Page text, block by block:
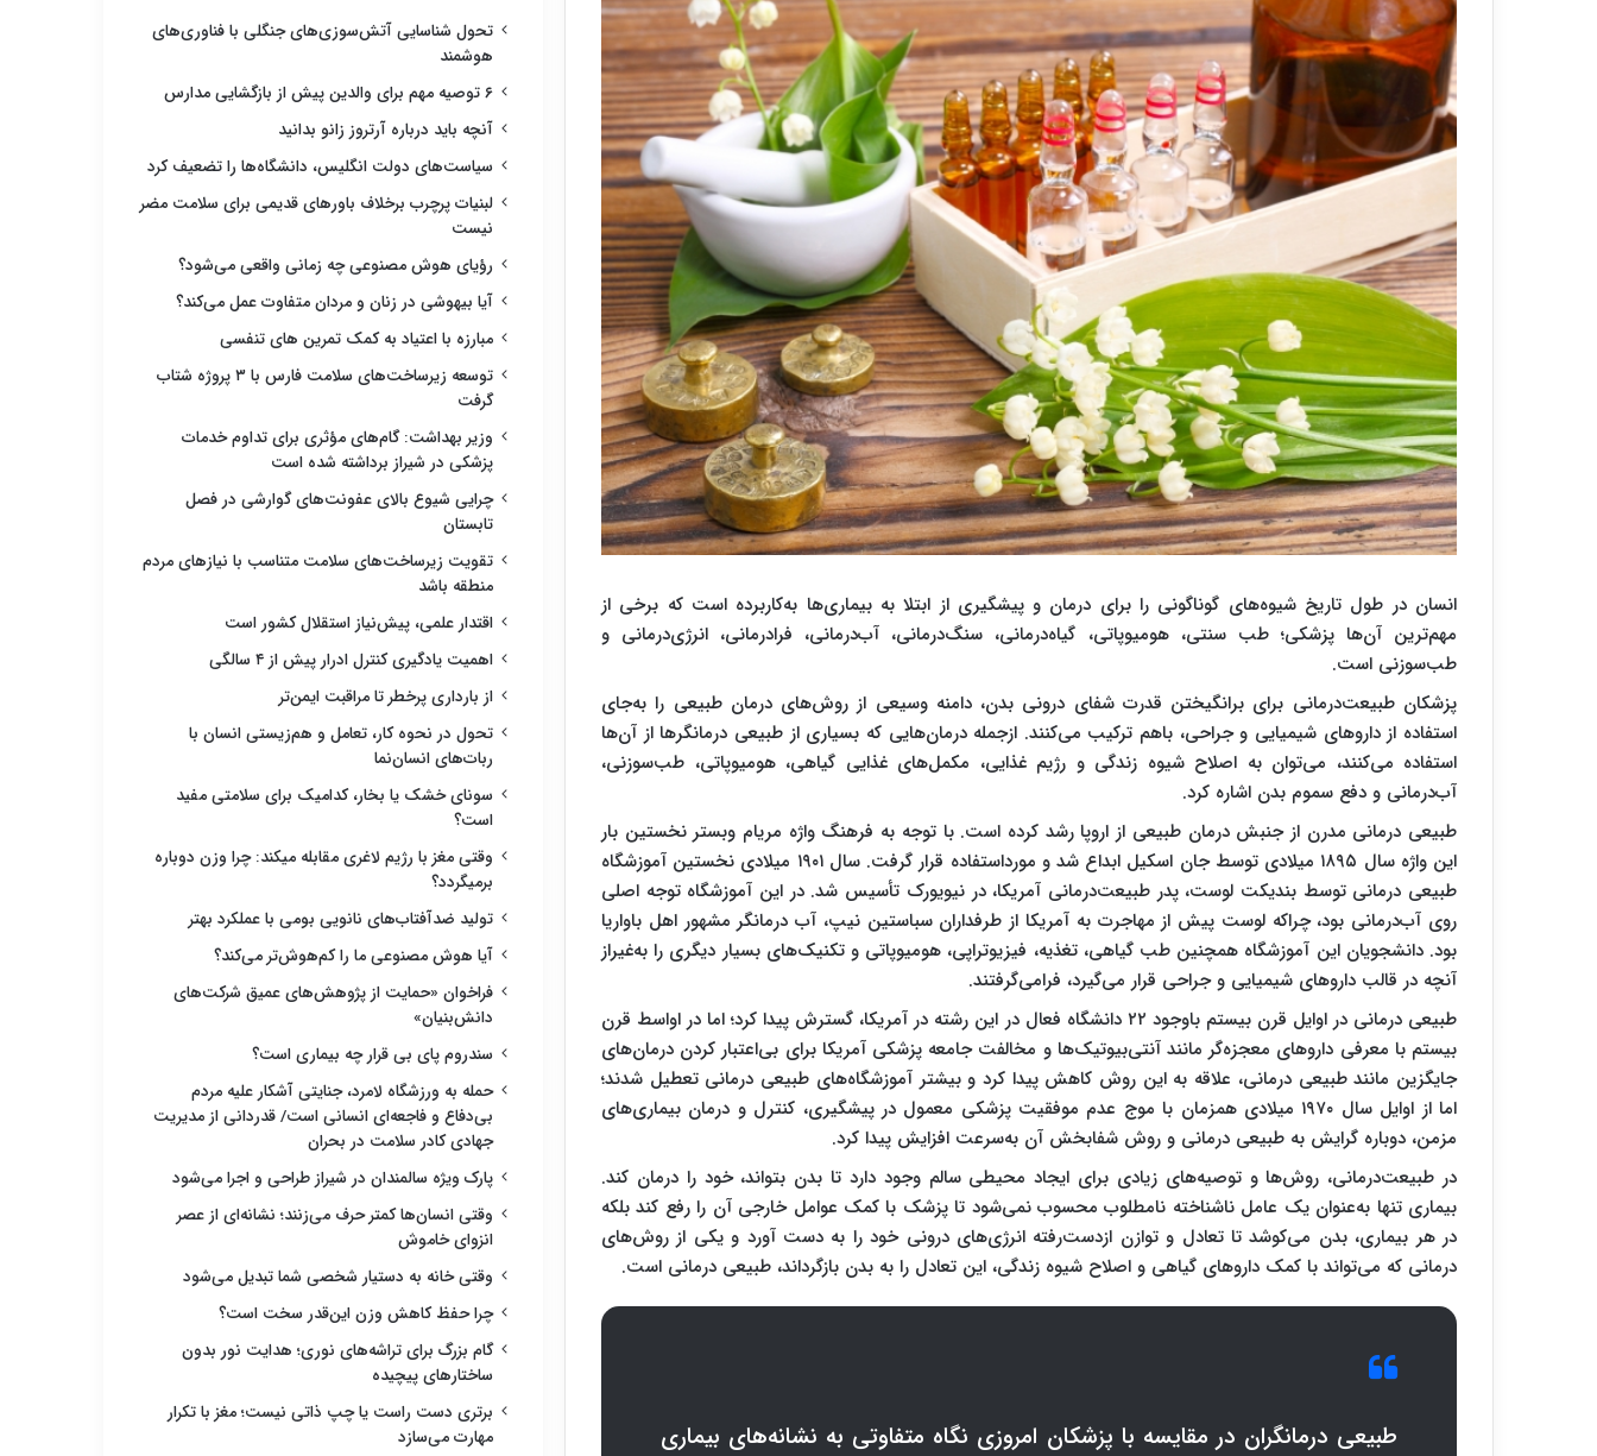
انسان در طول تاریخ شیوه‌های گوناگونی را برای درمان و پیشگیری از ابتلا به بیماری‌ها به‌کاربرده ‌است که برخی از
مهم‌ترین آن‌ها پزشکی؛ طب سنتی، هومیوپاتی، گیاه‌درمانی، سنگ‌‌درمانی، آب‌درمانی، فرادرمانی، انرژی‌درمانی و
طب‌سوزنی است.
پزشکان طبیعت‌درمانی برای برانگیختن قدرت شفای درونی بدن، دامنه وسیعی از روش‌های درمان طبیعی را به‌جای
استفاده از داروهای شیمیایی و جراحی، باهم ترکیب می‌کنند. ازجمله درمان‌هایی که بسیاری از طبیعی‌ درمانگرها از آن‌ها
استفاده می‌کنند، می‌توان به اصلاح شیوه زندگی و رژیم غذایی، مکمل‌های غذایی گیاهی، هومیوپاتی، طب‌سوزنی،
آب‌درمانی و دفع سموم بدن اشاره کرد.
طبیعی درمانی مدرن از جنبش درمان طبیعی از اروپا رشد کرده است. با توجه به فرهنگ واژه مریام وبستر نخستین بار
این واژه سال ۱۸۹۵ میلادی توسط جان اسکیل ابداع شد و مورداستفاده قرار گرفت. سال ۱۹۰۱ میلادی نخستین آموزشگاه
طبیعی‌‌ درمانی توسط بندیکت لوست، پدر طبیعت‌درمانی آمریکا، در نیویورک تأسیس شد. در این آموزشگاه توجه اصلی
روی آب‌درمانی بود، چراکه لوست پیش از مهاجرت به آمریکا از طرفداران سباستین نیپ، آب‌ درمانگر مشهور اهل باواریا
بود. دانشجویان این آموزشگاه همچنین طب گیاهی، تغذیه، فیزیوتراپی، هومیوپاتی و تکنیک‌های بسیار دیگری را به‌غیراز
آنچه در قالب داروهای شیمیایی و جراحی قرار می‌گیرد، فرامی‌گرفتند.
طبیعی ‌درمانی در اوایل قرن بیستم باوجود ۲۲ دانشگاه فعال در این رشته در آمریکا، گسترش پیدا کرد؛ اما در اواسط قرن
بیستم با معرفی داروهای معجزه‌گر مانند آنتی‌بیوتیک‌ها و مخالفت جامعه پزشکی آمریکا برای بی‌اعتبار کردن درمان‌های
جایگزین مانند طبیعی درمانی، علاقه به این روش کاهش پیدا کرد و بیشتر آموزشگاه‌های طبیعی درمانی تعطیل شدند؛
اما از اوایل سال ۱۹۷۰ میلادی همزمان با موج عدم موفقیت پزشکی معمول در پیشگیری، کنترل و درمان بیماری‌های
مزمن، دوباره گرایش به طبیعی درمانی و روش شفابخش آن به‌سرعت افزایش پیدا کرد.
در طبیعت‌درمانی، روش‌ها و توصیه‌های زیادی برای ایجاد محیطی سالم وجود دارد تا بدن بتواند، خود را درمان کند.
بیماری تنها به‌عنوان یک عامل ناشناخته نامطلوب محسوب نمی‌شود تا پزشک با کمک عوامل خارجی آن را رفع کند بلکه
در هر بیماری، بدن می‌کوشد تا تعادل و توازن ازدست‌رفته انرژی‌های درونی خود را به دست آورد و یکی از روش‌های
درمانی که می‌تواند با کمک داروهای گیاهی و اصلاح شیوه زندگی، این تعادل را به بدن بازگرداند، طبیعی درمانی است.
طبیعی ‌درمانگران در مقایسه با پزشکان امروزی نگاه متفاوتی به نشانه‌های بیماری
تحول شناسایی آتش‌سوزی‌های جنگلی با فناوری‌های
هوشمند
۶ توصیه مهم برای والدین پیش از بازگشایی مدارس
آنچه باید درباره آرتروز زانو بدانید
سیاست‌های دولت انگلیس، دانشگاه‌ها را تضعیف کرد
لبنیات پرچرب برخلاف باورهای قدیمی برای سلامت مضر
نیست
رؤیای هوش مصنوعی چه زمانی واقعی می‌شود؟
آیا بیهوشی در زنان و مردان متفاوت عمل می‌کند؟
مبارزه با اعتیاد به کمک تمرین های تنفسی
توسعه زیرساخت‌های سلامت فارس با ۳ پروژه شتاب
گرفت
وزیر بهداشت: گام‌های مؤثری برای تداوم خدمات
پزشکی در شیراز برداشته شده است
چرایی شیوع بالای عفونت‌های گوارشی در فصل
تابستان
تقویت زیرساخت‌های سلامت متناسب با نیازهای مردم
منطقه باشد
اقتدار علمی، پیش‌نیاز استقلال کشور است
اهمیت یادگیری کنترل ادرار پیش از ۴ سالگی
از بارداری پرخطر تا مراقبت ایمن‌تر
تحول در نحوه کار، تعامل و هم‌زیستی انسان با
ربات‌های انسان‌نما
سونای خشک یا بخار، کدامیک برای سلامتی مفید
است؟
وقتی مغز با رژیم لاغری مقابله میکند: چرا وزن دوباره
برمیگردد؟
تولید ضدآفتاب‌های نانویی بومی با عملکرد بهتر
آیا هوش مصنوعی ما را کم‌هوش‌تر می‌کند؟
فراخوان «حمایت از پژوهش‌های عمیق شرکت‌های
دانش‌بنیان»
سندروم پای بی قرار چه بیماری است؟
حمله به ورزشگاه لامرد، جنایتی آشکار علیه مردم
بی‌دفاع و فاجعه‌ای انسانی است/ قدردانی از مدیریت
جهادی کادر سلامت در بحران
پارک ویژه سالمندان در شیراز طراحی و اجرا می‌شود
وقتی انسان‌ها کمتر حرف می‌زنند؛ نشانه‌ای از عصر
انزوای خاموش
وقتی خانه به دستیار شخصی شما تبدیل می‌شود
چرا حفظ کاهش وزن این‌قدر سخت است؟
گام بزرگ برای تراشه‌های نوری؛ هدایت نور بدون
ساختارهای پیچیده
برتری دست راست یا چپ ذاتی نیست؛ مغز با تکرار
مهارت می‌سازد